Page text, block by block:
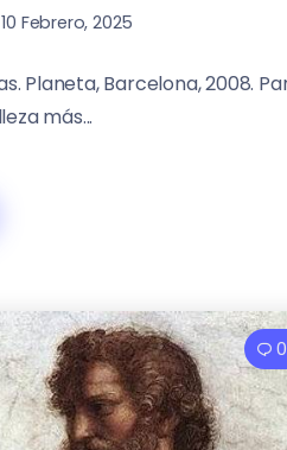
10 Febrero, 2025
Planeta, Barcelona, 2008.
más...
0